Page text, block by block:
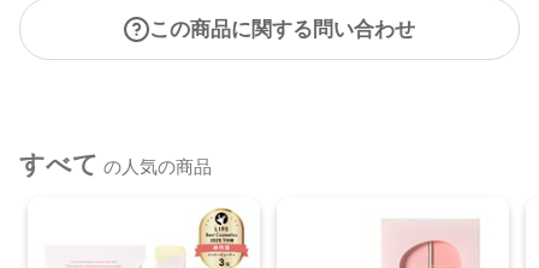
この商品に関する問い合わせ
すべて の人気の商品